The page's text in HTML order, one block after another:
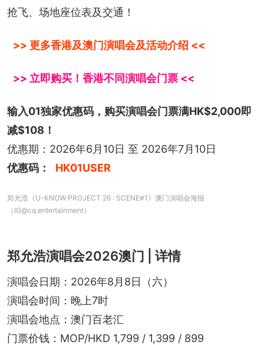
抢飞、场地座位表及交通！
>> 更多香港及澳门演唱会及活动介绍 <<
>> 立即购买！香港不同演唱会门票 <<
输入01独家优惠码，购买演唱会门票满HK$2,000即
减$108！
优惠期：2026年6月10日 至 2026年7月10日
优惠码：
HK01USER
郑允浩《U-KNOW PROJECT 26 : SCENE#1》澳门演唱会海报
（IG@cq.entertainment）
郑允浩演唱会2026澳门 | 详情
演唱会日期：2026年8月8日（六）
演唱会时间：晚上7时
演唱会地点：澳门百老汇
门票价钱：MOP/HKD 1,799 / 1,399 / 899